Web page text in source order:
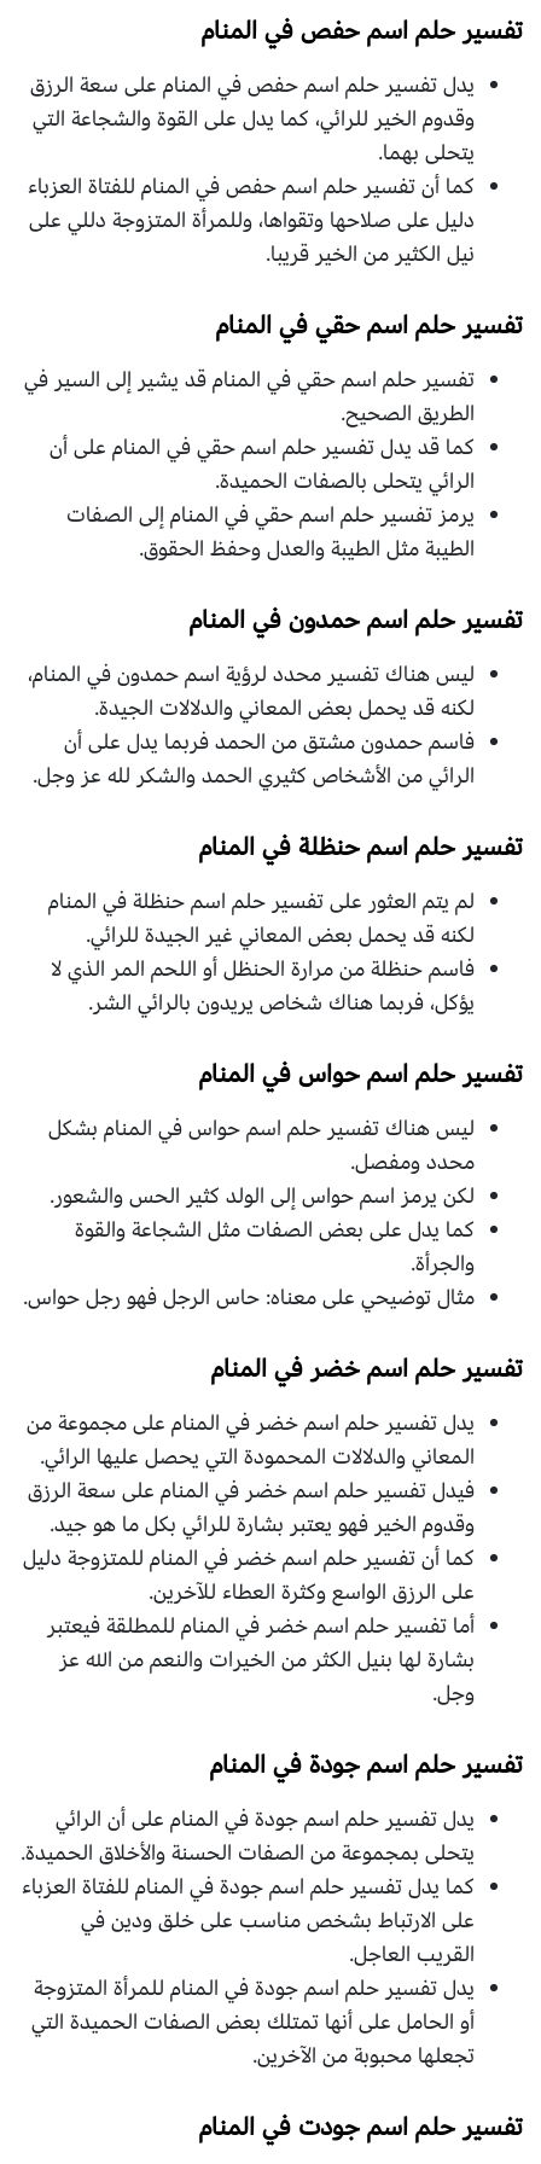
تفسير حلم اسم حفص في المنام
يدل تفسير حلم اسم حفص في المنام على سعة الرزق
وقدوم الخير للرائي، كما يدل على القوة والشجاعة التي
يتحلى بهما.
كما أن تفسير حلم اسم حفص في المنام للفتاة العزباء
دليل على صلاحها وتقواها، وللمرأة المتزوجة دللي على
نيل الكثير من الخير قريبا.
تفسير حلم اسم حقي في المنام
تفسير حلم اسم حقي في المنام قد يشير إلى السير في
الطريق الصحيح.
كما قد يدل تفسير حلم اسم حقي في المنام على أن
الرائي يتحلى بالصفات الحميدة.
يرمز تفسير حلم اسم حقي في المنام إلى الصفات
الطيبة مثل الطيبة والعدل وحفظ الحقوق.
تفسير حلم اسم حمدون في المنام
ليس هناك تفسير محدد لرؤية اسم حمدون في المنام،
لكنه قد يحمل بعض المعاني والدلالات الجيدة.
فاسم حمدون مشتق من الحمد فربما يدل على أن
الرائي من الأشخاص كثيري الحمد والشكر لله عز وجل.
تفسير حلم اسم حنظلة في المنام
لم يتم العثور على تفسير حلم اسم حنظلة في المنام
لكنه قد يحمل بعض المعاني غير الجيدة للرائي.
فاسم حنظلة من مرارة الحنظل أو اللحم المر الذي لا
يؤكل، فربما هناك شخاص يريدون بالرائي الشر.
تفسير حلم اسم حواس في المنام
ليس هناك تفسير حلم اسم حواس في المنام بشكل
محدد ومفصل.
لكن يرمز اسم حواس إلى الولد كثير الحس والشعور.
كما يدل على بعض الصفات مثل الشجاعة والقوة
والجرأة.
مثال توضيحي على معناه: حاس الرجل فهو رجل حواس.
تفسير حلم اسم خضر في المنام
يدل تفسير حلم اسم خضر في المنام على مجموعة من
المعاني والدلالات المحمودة التي يحصل عليها الرائي.
فيدل تفسير حلم اسم خضر في المنام على سعة الرزق
وقدوم الخير فهو يعتبر بشارة للرائي بكل ما هو جيد.
كما أن تفسير حلم اسم خضر في المنام للمتزوجة دليل
على الرزق الواسع وكثرة العطاء للآخرين.
أما تفسير حلم اسم خضر في المنام للمطلقة فيعتبر
بشارة لها بنيل الكثر من الخيرات والنعم من الله عز
وجل.
تفسير حلم اسم جودة في المنام
يدل تفسير حلم اسم جودة في المنام على أن الرائي
يتحلى بمجموعة من الصفات الحسنة والأخلاق الحميدة.
كما يدل تفسير حلم اسم جودة في المنام للفتاة العزباء
على الارتباط بشخص مناسب على خلق ودين في
القريب العاجل.
يدل تفسير حلم اسم جودة في المنام للمرأة المتزوجة
أو الحامل على أنها تمتلك بعض الصفات الحميدة التي
تجعلها محبوبة من الآخرين.
تفسير حلم اسم جودت في المنام